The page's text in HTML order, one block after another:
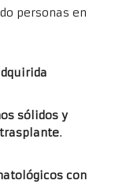
personas en
sólidos y
.
con